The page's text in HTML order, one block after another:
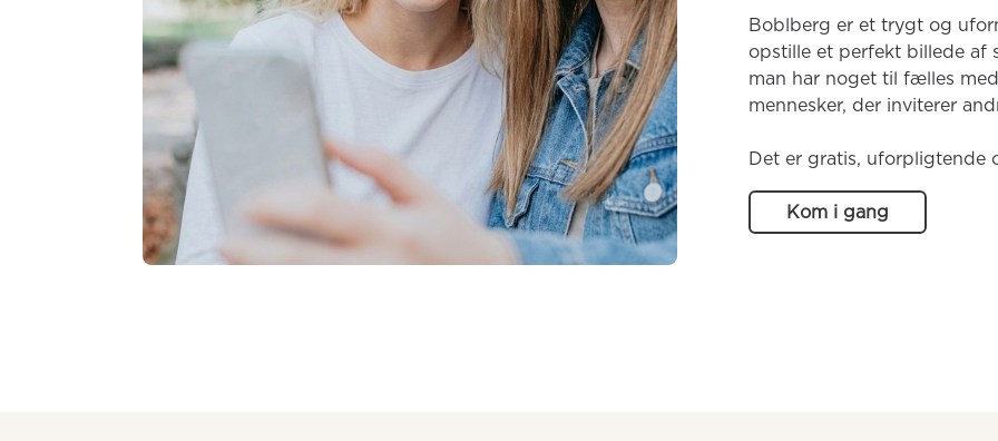
Boblberg er et trygt og
opstille et perfekt billede af
man har noget til fælles
mennesker, der inviterer
Det er gratis, uforpligtende
Kom i gang